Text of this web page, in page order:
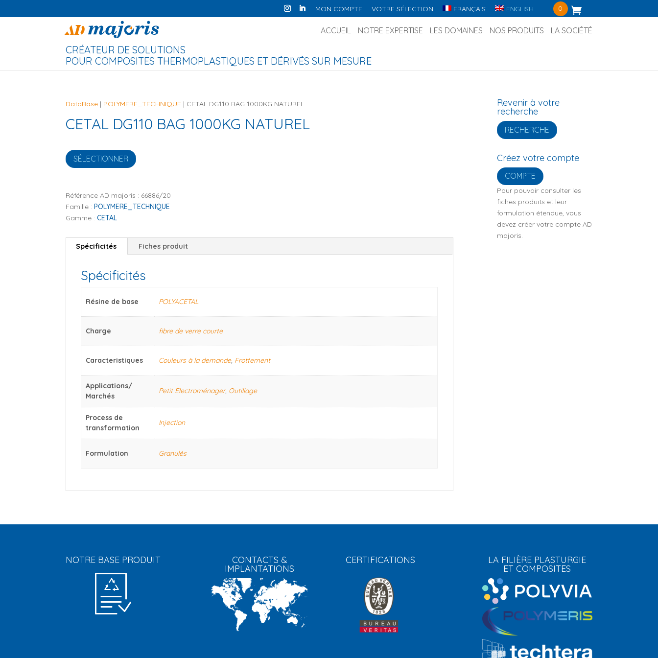
MON COMPTE VOTRE SÉLECTION FRANÇAIS ENGLISH 0
CRÉATEUR DE SOLUTIONS
POUR COMPOSITES THERMOPLASTIQUES ET DÉRIVÉS SUR MESURE
ACCUEIL NOTRE EXPERTISE LES DOMAINES NOS PRODUITS LA SOCIÉTÉ
DataBase | POLYMERE_TECHNIQUE | CETAL DG110 BAG 1000KG NATUREL
CETAL DG110 BAG 1000KG NATUREL
SÉLECTIONNER
Référence AD majoris : 66886/20
Famille :POLYMERE_TECHNIQUE
Gamme :CETAL
Spécificités Fiches produit
Spécificités
Résine de base POLYACETAL
Charge fibre de verre courte
Caracteristiques Couleurs à la demande, Frottement
Applications/
Marchés
Petit Electroménager, Outillage
Process de
transformation
Injection
Formulation Granulés
Revenir à votre
recherche
RECHERCHE
Créez votre compte
COMPTE
Pour pouvoir consulter les
fiches produits et leur
formulation étendue, vous
devez créer votre compte AD
majoris.
NOTRE BASE PRODUIT CONTACTS &
IMPLANTATIONS
CERTIFICATIONS LA FILIÈRE PLASTURGIE
ET COMPOSITES